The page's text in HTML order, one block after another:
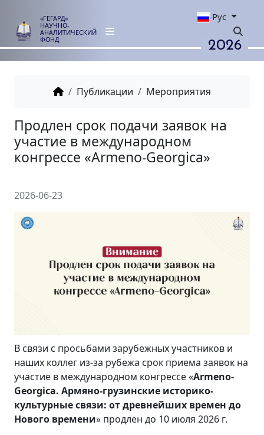
«ГЕГАРД»
НАУЧНО-
АНАЛИТИЧЕСКИЙ
ФОНД
Рус
2026
Публикации Мероприятия
Продлен срок подачи заявок
конгрессе «Armeno-Georgica»
2026-06-23
В связи с просьбами зарубежных участников и
наших коллег из-за рубежа срок приема заявок на
участие в международном конгрессе «Armeno-
Georgica. Армяно-грузинские историко-
культурные связи: от древнейших времен до
Нового времени» продлен до 10 июля 2026 г.